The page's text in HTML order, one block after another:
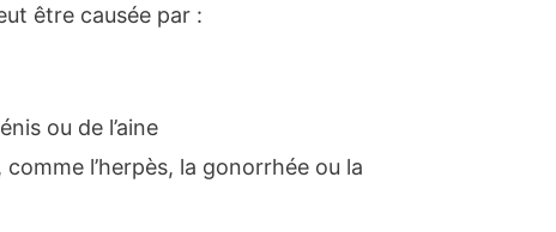
être causée par :
ou de l’aine
l’herpès, la gonorrhée ou la